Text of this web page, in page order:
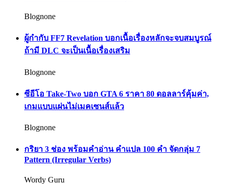
Blognone
ผู้กำกับ FF7 Revelation บอกเนื้อเรื่องหลักจะจบสมบูรณ์
ถ้ามี DLC จะเป็นเนื้อเรื่องเสริม
Blognone
ซีอีโอ Take-Two บอก GTA 6 ราคา 80 ดอลลาร์คุ้มค่า,
เกมแบบแผ่นไม่เมคเซนส์แล้ว
Blognone
กริยา 3 ช่อง พร้อมคำอ่าน คำแปล 100 คำ จัดกลุ่ม 7
Pattern (Irregular Verbs)
Wordy Guru